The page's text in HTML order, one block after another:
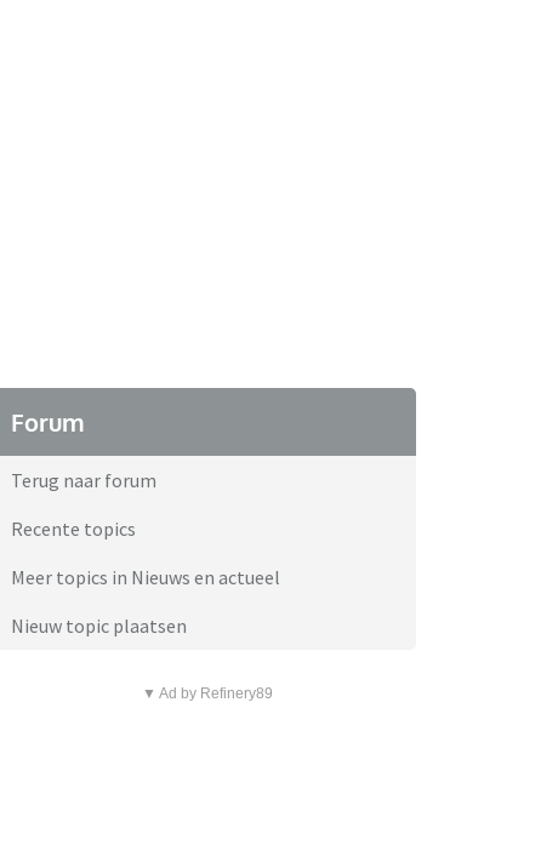
Forum
Terug naar forum
Recente topics
Meer topics in Nieuws en actueel
Nieuw topic plaatsen
▼ Ad by Refinery89